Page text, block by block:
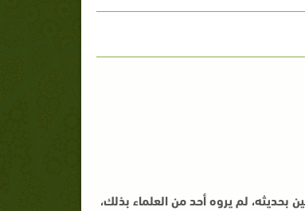
بحديثه، لم يروه أحد من العلماء بذلك،